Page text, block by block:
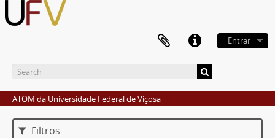
Entrar
ATOM da Universidade Federal de Viçosa
Filtros